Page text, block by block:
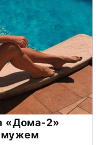
«Дома-2»
мужем